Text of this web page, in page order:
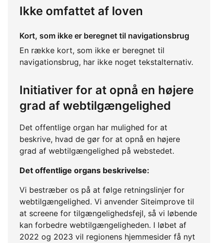
Ikke omfattet af loven
Kort, som ikke er beregnet til navigationsbrug
En række kort, som ikke er beregnet til
navigationsbrug, har ikke noget tekstalternativ.
Initiativer for at opnå en højere
grad af webtilgængelighed
Det offentlige organ har mulighed for at
beskrive, hvad de gør for at opnå en højere
grad af webtilgængelighed på webstedet.
Det offentlige organs beskrivelse:
Vi bestræber os på at følge retningslinjer for
webtilgængelighed. Vi anvender Siteimprove til
at screene for tilgængelighedsfejl, så vi løbende
kan forbedre webtilgængeligheden. I løbet af
2022 og 2023 vil regionens hjemmesider få nyt